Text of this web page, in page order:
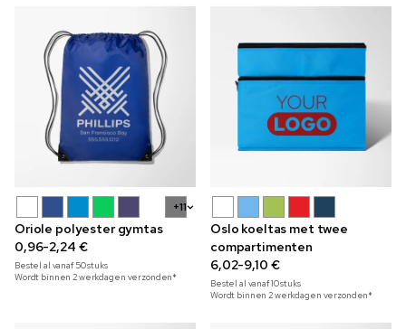
+11
Oriole polyester gymtas
0,96-2,24 €
Bestel al vanaf50stuks
Wordt binnen 2 werkdagen verzonden*
Oslo koeltas met twee
compartimenten
6,02-9,10 €
Bestel al vanaf10stuks
Wordt binnen 2 werkdagen verzonden*